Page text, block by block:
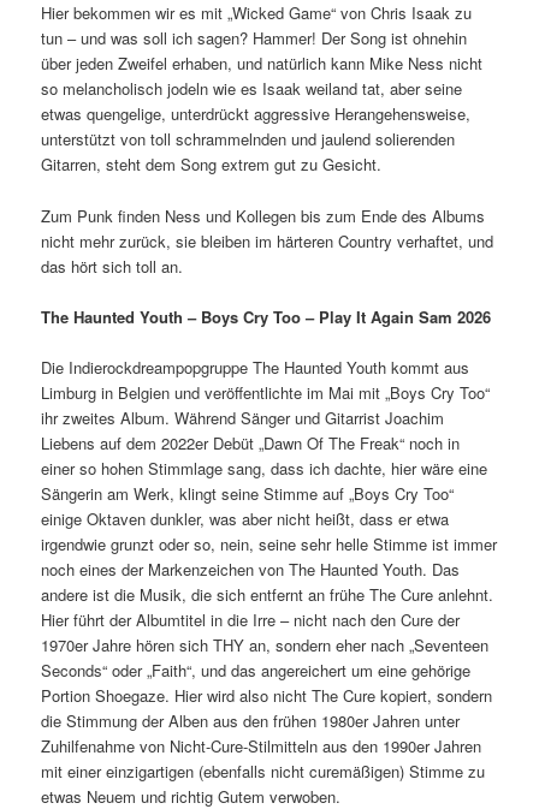
Hier bekommen wir es mit „Wicked Game“ von Chris Isaak zu
tun – und was soll ich sagen? Hammer! Der Song ist ohnehin
über jeden Zweifel erhaben, und natürlich kann Mike Ness nicht
so melancholisch jodeln wie es Isaak weiland tat, aber seine
etwas quengelige, unterdrückt aggressive Herangehensweise,
unterstützt von toll schrammelnden und jaulend solierenden
Gitarren, steht dem Song extrem gut zu Gesicht.
Zum Punk finden Ness und Kollegen bis zum Ende des Albums
nicht mehr zurück, sie bleiben im härteren Country verhaftet, und
das hört sich toll an.
The Haunted Youth – BoysCryToo – PlayItAgain Sam 2026
Die Indierockdreampopgruppe The Haunted Youth kommt aus
Limburg in Belgien und veröffentlichte im Mai mit „Boys Cry Too“
ihr zweites Album. Während Sänger und Gitarrist Joachim
Liebens auf dem 2022er Debüt „Dawn Of The Freak“ noch in
einer so hohen Stimmlage sang, dass ich dachte, hier wäre eine
Sängerin am Werk, klingt seine Stimme auf „Boys Cry Too“
einige Oktaven dunkler, was aber nicht heißt, dass er etwa
irgendwie grunzt oder so, nein, seine sehr helle Stimme ist immer
noch eines der Markenzeichen von The Haunted Youth. Das
andere ist die Musik, die sich entfernt an frühe The Cure anlehnt.
Hier führt der Albumtitel in die Irre – nicht nach den Cure der
1970er Jahre hören sich THY an, sondern eher nach „Seventeen
Seconds“ oder „Faith“, und das angereichert um eine gehörige
Portion Shoegaze. Hier wird also nicht The Cure kopiert, sondern
die Stimmung der Alben aus den frühen 1980er Jahren unter
Zuhilfenahme von Nicht-Cure-Stilmitteln aus den 1990er Jahren
mit einer einzigartigen (ebenfalls nicht curemäßigen) Stimme zu
etwas Neuem und richtig Gutem verwoben.